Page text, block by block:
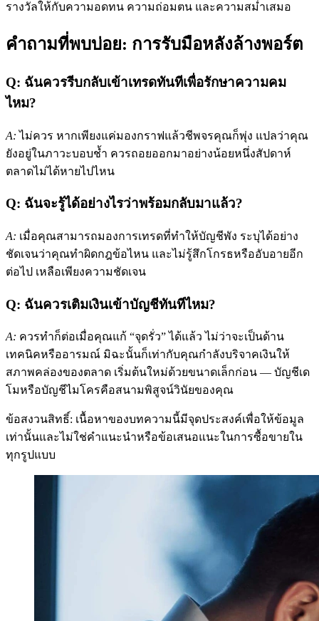
รางวัลให้กับความอดทน ความถ่อมตน และความสม่ำเสมอ
คำถามที่พบบ่อย: การรับมือหลังล้างพอร์ต
Q: ฉันควรรีบกลับเข้าเทรดทันทีเพื่อรักษาความคม
ไหม?
A: ไม่ควร หากเพียงแค่มองกราฟแล้วชีพจรคุณก็พุ่ง แปลว่าคุณ
ยังอยู่ในภาวะบอบช้ำ ควรถอยออกมาอย่างน้อยหนึ่งสัปดาห์
ตลาดไม่ได้หายไปไหน
Q: ฉันจะรู้ได้อย่างไรว่าพร้อมกลับมาแล้ว?
A: เมื่อคุณสามารถมองการเทรดที่ทำให้บัญชีพัง ระบุได้อย่าง
ชัดเจนว่าคุณทำผิดกฎข้อไหน และไม่รู้สึกโกรธหรืออับอายอีก
ต่อไป เหลือเพียงความชัดเจน
Q: ฉันควรเติมเงินเข้าบัญชีทันทีไหม?
A: ควรทำก็ต่อเมื่อคุณแก้ “จุดรั่ว” ได้แล้ว ไม่ว่าจะเป็นด้าน
เทคนิคหรืออารมณ์ มิฉะนั้นก็เท่ากับคุณกำลังบริจาคเงินให้
สภาพคล่องของตลาด เริ่มต้นใหม่ด้วยขนาดเล็กก่อน — บัญชีเด
โมหรือบัญชีไมโครคือสนามพิสูจน์วินัยของคุณ
ข้อสงวนสิทธิ์: เนื้อหาของบทความนี้มีจุดประสงค์เพื่อให้ข้อมูล
เท่านั้นและไม่ใช่คำแนะนำหรือข้อเสนอแนะในการซื้อขายใน
ทุกรูปแบบ